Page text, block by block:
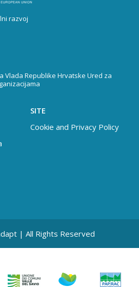
razvoj
Vlada Republike Hrvatske Ured za
SITE
Cookie and Privacy Policy
| All Rights Reserved